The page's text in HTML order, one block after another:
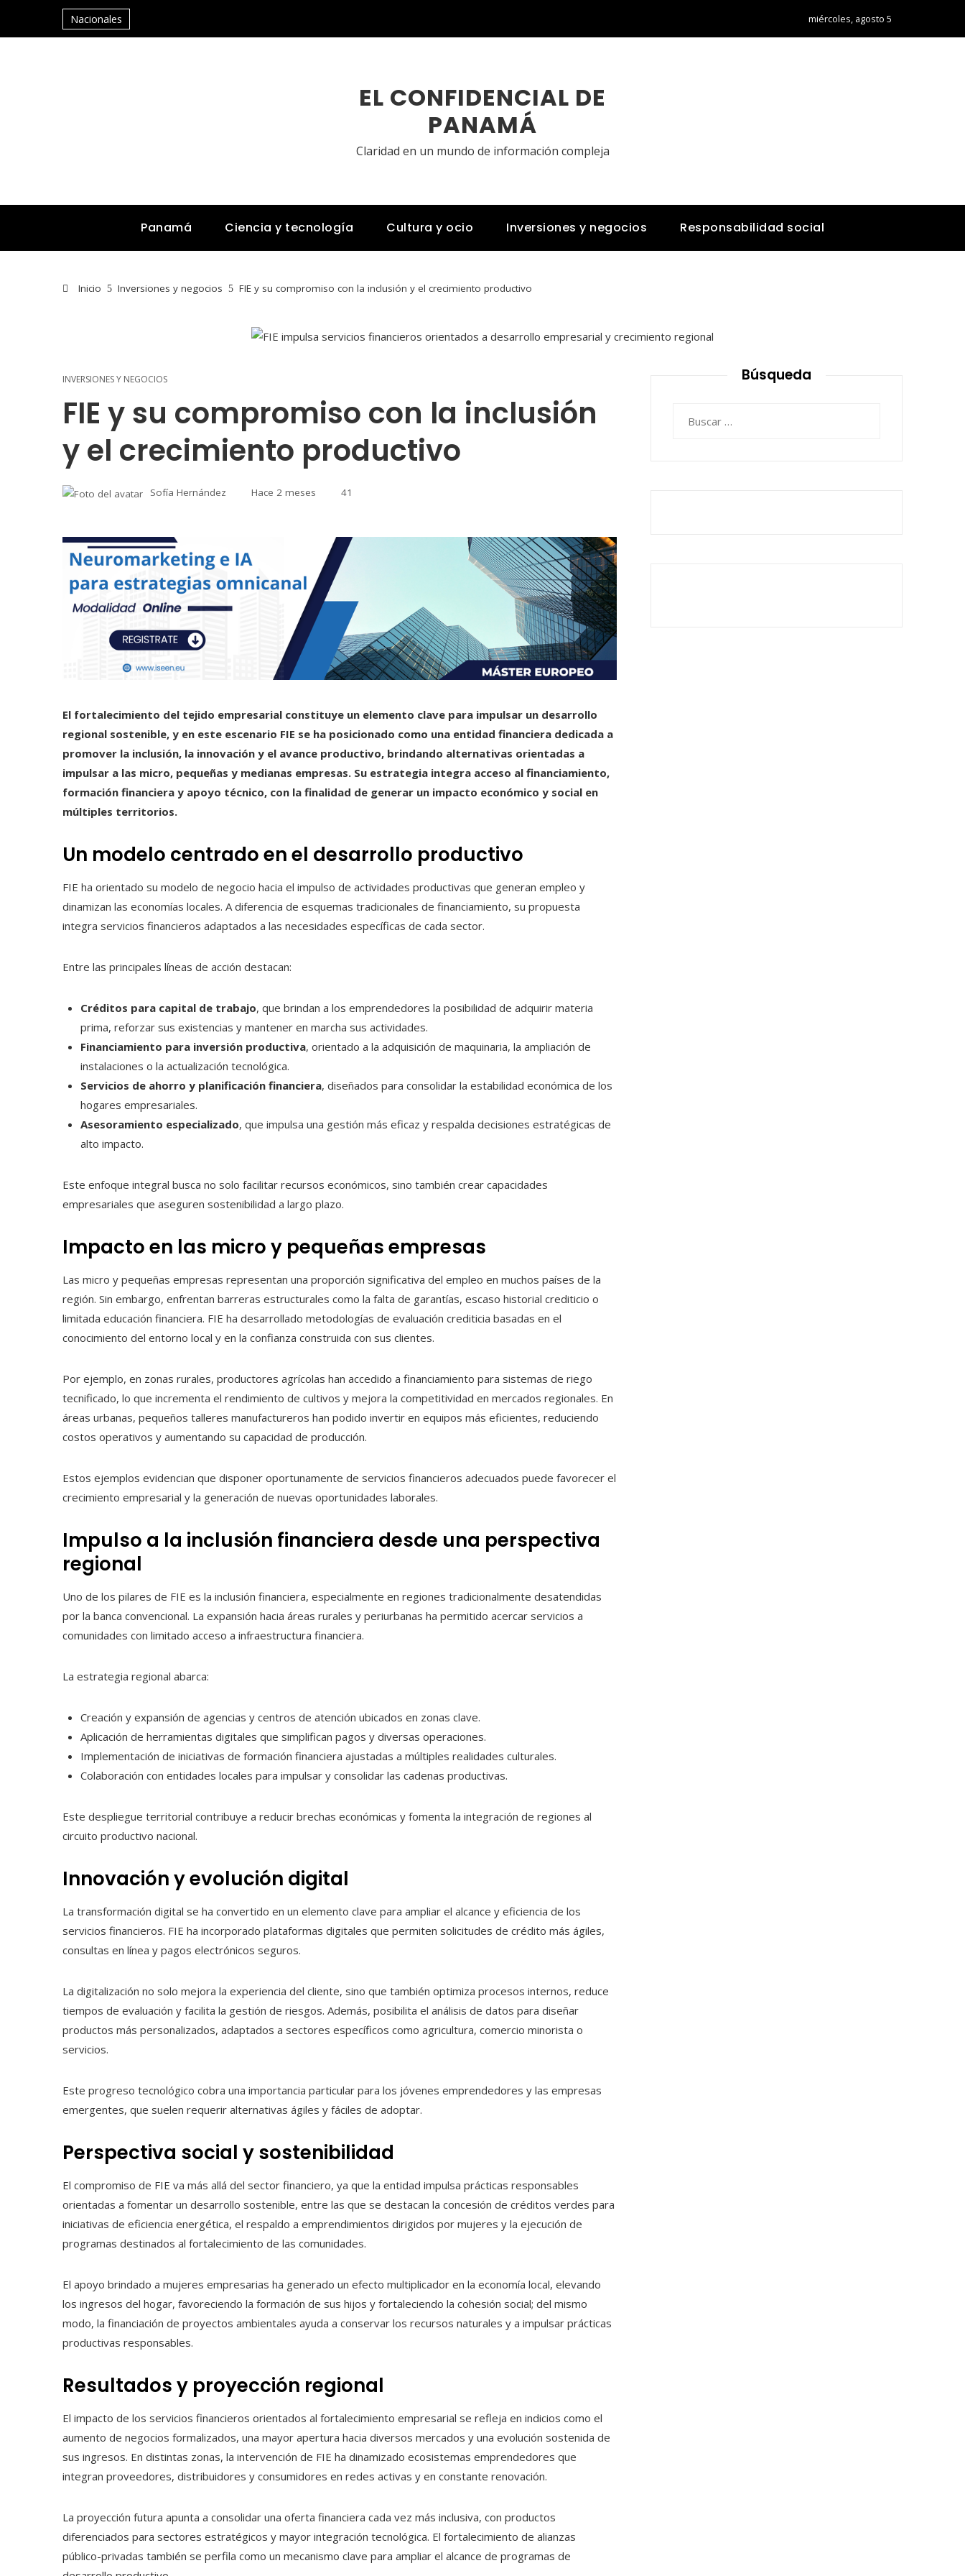
Nacionales miércoles, agosto 5
EL CONFIDENCIAL DE
PANAMÁ
Claridad en un mundo de información compleja
Panamá Ciencia y tecnología Cultura y ocio Inversiones y negocios Responsabilidad social
Inicio Inversiones y negocios FIE y su compromiso con la inclusión y el crecimiento productivo
INVERSIONES Y NEGOCIOS
FIE y su compromiso con la inclusión
y el crecimiento productivo
Sofía Hernández Hace 2 meses 41
El fortalecimiento del tejido empresarial constituye un elemento clave para impulsar un desarrollo
regional sostenible, y en este escenario FIE se ha posicionado como una entidad financiera dedicada a
promover la inclusión, la innovación y el avance productivo, brindando alternativas orientadas a
impulsar a las micro, pequeñas y medianas empresas. Su estrategia integra acceso al financiamiento,
formación financiera y apoyo técnico, con la finalidad de generar un impacto económico y social en
múltiples territorios.
Un modelo centrado en el desarrollo productivo
FIE ha orientado su modelo de negocio hacia el impulso de actividades productivas que generan empleo y
dinamizan las economías locales. A diferencia de esquemas tradicionales de financiamiento, su propuesta
integra servicios financieros adaptados a las necesidades específicas de cada sector.
Entre las principales líneas de acción destacan:
Créditos para capital de trabajo, que brindan a los emprendedores la posibilidad de adquirir materia
prima, reforzar sus existencias y mantener en marcha sus actividades.
Financiamiento para inversión productiva, orientado a la adquisición de maquinaria, la ampliación de
instalaciones o la actualización tecnológica.
Servicios de ahorro y planificación financiera, diseñados para consolidar la estabilidad económica de los
hogares empresariales.
Asesoramiento especializado, que impulsa una gestión más eficaz y respalda decisiones estratégicas de
alto impacto.
Este enfoque integral busca no solo facilitar recursos económicos, sino también crear capacidades
empresariales que aseguren sostenibilidad a largo plazo.
Impacto en las micro y pequeñas empresas
Las micro y pequeñas empresas representan una proporción significativa del empleo en muchos países de la
región. Sin embargo, enfrentan barreras estructurales como la falta de garantías, escaso historial crediticio o
limitada educación financiera. FIE ha desarrollado metodologías de evaluación crediticia basadas en el
conocimiento del entorno local y en la confianza construida con sus clientes.
Por ejemplo, en zonas rurales, productores agrícolas han accedido a financiamiento para sistemas de riego
tecnificado, lo que incrementa el rendimiento de cultivos y mejora la competitividad en mercados regionales. En
áreas urbanas, pequeños talleres manufactureros han podido invertir en equipos más eficientes, reduciendo
costos operativos y aumentando su capacidad de producción.
Estos ejemplos evidencian que disponer oportunamente de servicios financieros adecuados puede favorecer el
crecimiento empresarial y la generación de nuevas oportunidades laborales.
Impulso a la inclusión financiera desde una perspectiva
regional
Uno de los pilares de FIE es la inclusión financiera, especialmente en regiones tradicionalmente desatendidas
por la banca convencional. La expansión hacia áreas rurales y periurbanas ha permitido acercar servicios a
comunidades con limitado acceso a infraestructura financiera.
La estrategia regional abarca:
Creación y expansión de agencias y centros de atención ubicados en zonas clave.
Aplicación de herramientas digitales que simplifican pagos y diversas operaciones.
Implementación de iniciativas de formación financiera ajustadas a múltiples realidades culturales.
Colaboración con entidades locales para impulsar y consolidar las cadenas productivas.
Este despliegue territorial contribuye a reducir brechas económicas y fomenta la integración de regiones al
circuito productivo nacional.
Innovación y evolución digital
La transformación digital se ha convertido en un elemento clave para ampliar el alcance y eficiencia de los
servicios financieros. FIE ha incorporado plataformas digitales que permiten solicitudes de crédito más ágiles,
consultas en línea y pagos electrónicos seguros.
La digitalización no solo mejora la experiencia del cliente, sino que también optimiza procesos internos, reduce
tiempos de evaluación y facilita la gestión de riesgos. Además, posibilita el análisis de datos para diseñar
productos más personalizados, adaptados a sectores específicos como agricultura, comercio minorista o
servicios.
Este progreso tecnológico cobra una importancia particular para los jóvenes emprendedores y las empresas
emergentes, que suelen requerir alternativas ágiles y fáciles de adoptar.
Perspectiva social y sostenibilidad
El compromiso de FIE va más allá del sector financiero, ya que la entidad impulsa prácticas responsables
orientadas a fomentar un desarrollo sostenible, entre las que se destacan la concesión de créditos verdes para
iniciativas de eficiencia energética, el respaldo a emprendimientos dirigidos por mujeres y la ejecución de
programas destinados al fortalecimiento de las comunidades.
El apoyo brindado a mujeres empresarias ha generado un efecto multiplicador en la economía local, elevando
los ingresos del hogar, favoreciendo la formación de sus hijos y fortaleciendo la cohesión social; del mismo
modo, la financiación de proyectos ambientales ayuda a conservar los recursos naturales y a impulsar prácticas
productivas responsables.
Resultados y proyección regional
El impacto de los servicios financieros orientados al fortalecimiento empresarial se refleja en indicios como el
aumento de negocios formalizados, una mayor apertura hacia diversos mercados y una evolución sostenida de
sus ingresos. En distintas zonas, la intervención de FIE ha dinamizado ecosistemas emprendedores que
integran proveedores, distribuidores y consumidores en redes activas y en constante renovación.
La proyección futura apunta a consolidar una oferta financiera cada vez más inclusiva, con productos
diferenciados para sectores estratégicos y mayor integración tecnológica. El fortalecimiento de alianzas
público-privadas también se perfila como un mecanismo clave para ampliar el alcance de programas de
Búsqueda